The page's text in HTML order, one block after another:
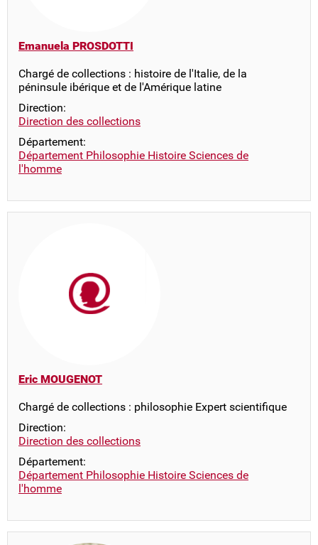
Emanuela PROSDOTTI
Chargé de collections : histoire de l'Italie, de la
péninsule ibérique et de l'Amérique latine
Direction:
Direction des collections
Département:
Département Philosophie Histoire Sciences de
l'homme
Eric MOUGENOT
Chargé de collections : philosophie Expert scientifique
Direction:
Direction des collections
Département:
Département Philosophie Histoire Sciences de
l'homme